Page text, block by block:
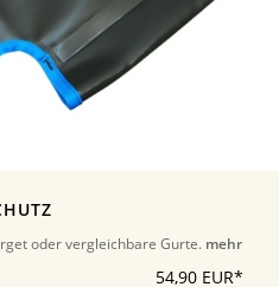
oder vergleichbare Gurte. mehr
54,90 EUR*